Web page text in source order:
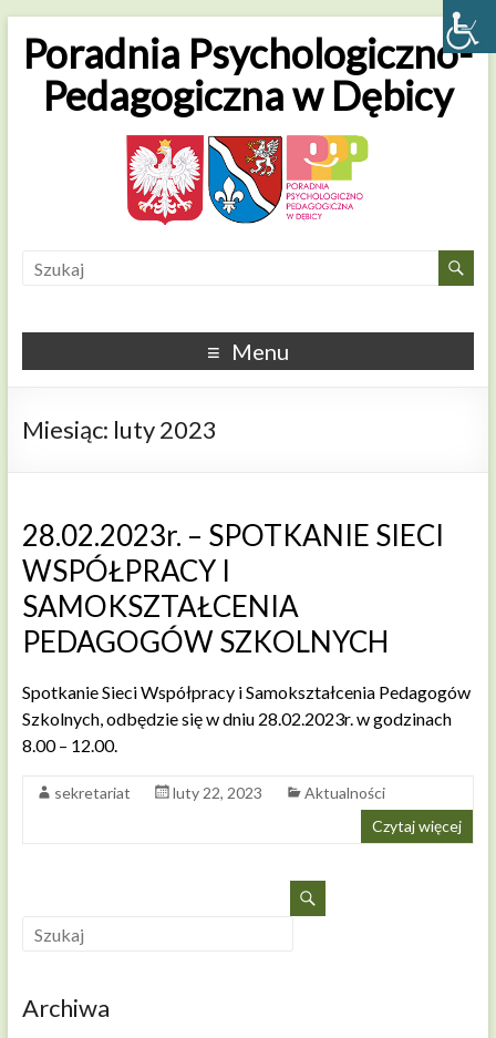
Poradnia Psychologiczno-
Pedagogiczna w Dębicy
Menu
Miesiąc: luty 2023
28.02.2023r. – SPOTKANIE SIECI
WSPÓŁPRACY I
SAMOKSZTAŁCENIA
PEDAGOGÓW SZKOLNYCH
Spotkanie Sieci Współpracy i Samokształcenia Pedagogów
Szkolnych, odbędzie się w dniu 28.02.2023r. w godzinach
8.00 – 12.00.
sekretariat luty 22, 2023
Aktualności
Czytaj więcej
Archiwa